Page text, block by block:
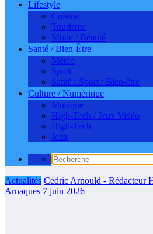
Lifestyle
Cuisine
Tourisme
Mode / Beauté
Santé / Bien-Être
Météo
Sport
Santé / Sport / Bien-être
Culture / Numérique
Musique
High-Tech / Jeux Vidéo
High-Tech
Jeux
Actualités Cédric Arnould - Rédacteur
Arnaques 7 juin 2026